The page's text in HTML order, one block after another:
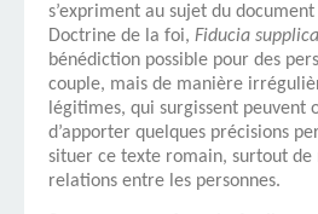
s’expriment au sujet du
Doctrine de la foi, Fiducia
bénédiction possible pour des
couple, mais de manière
légitimes, qui surgissent peuvent
d’apporter quelques précisions
situer ce texte romain, surtout
relations entre les personnes.